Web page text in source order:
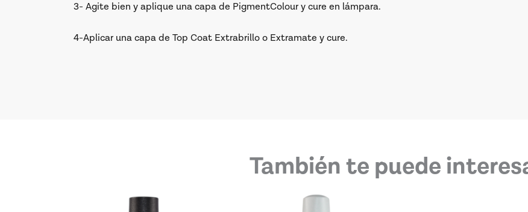
3- Agite bien y aplique una capa de PigmentColour y cure en lámpara.
4-Aplicar una capa de Top Coat Extrabrillo o Extramate y cure.
También te puede